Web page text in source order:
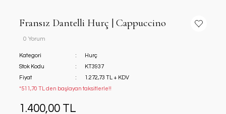
Fransız Dantelli Hurç | Cappuccino
0 Yorum
Kategori
Hurç
Stok Kodu
KT3937
Fiyat
1.272,73 TL + KDV
*511,70 TL den başlayan taksitlerle!!
1.400,00 TL